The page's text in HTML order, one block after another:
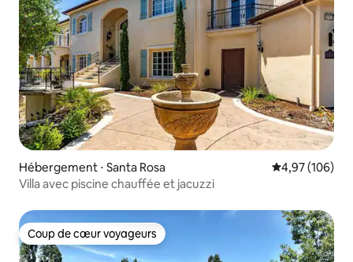
Hébergement ⋅ Santa Rosa Évaluation
4,97 (106)
Villa avec piscine chauffée et jacuzzi
Coup de cœur voyageurs
Coup de cœur voyageurs